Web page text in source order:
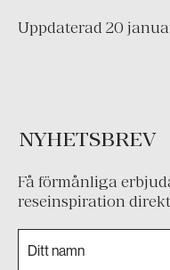
Spanien
Uppdaterad 20
NYHETSBREV
Få förmånliga
reseinspiration